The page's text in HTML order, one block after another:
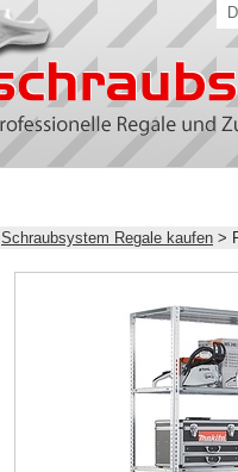
Schraubsystem Regale kaufen >